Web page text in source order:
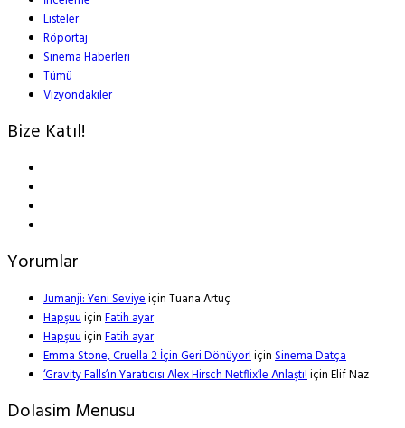
Listeler
Röportaj
Sinema Haberleri
Tümü
Vizyondakiler
Bize Katıl!
Yorumlar
Jumanji: Yeni SeviyeiçinTuana Artuç
HapşuuiçinFatih ayar
HapşuuiçinFatih ayar
Emma Stone, Cruella 2 İçin Geri Dönüyor!içinSinema Datça
‘Gravity Falls’ın Yaratıcısı Alex Hirsch Netflix’le Anlaştı!içinElif Naz
Dolasim Menusu